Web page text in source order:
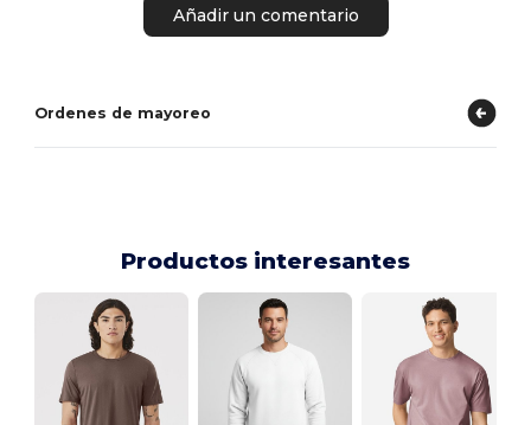
Añadir un comentario
Ordenes de mayoreo
Productos interesantes